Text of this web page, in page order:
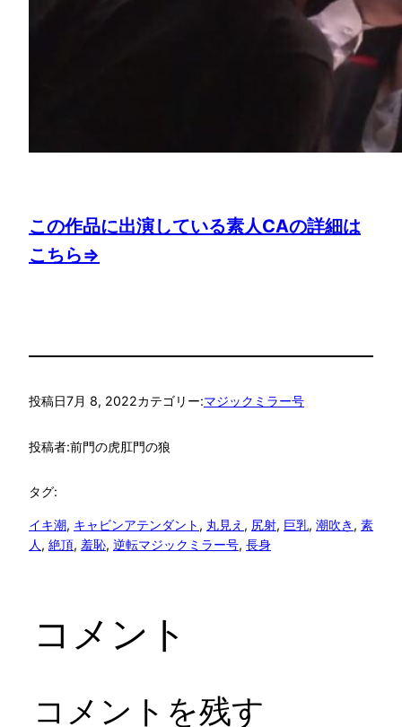
この作品に出演している素人CAの詳細は
こちら⇒
投稿日7月 8, 2022カテゴリー:マジックミラー号
投稿者:前門の虎肛門の狼
タグ:
イキ潮, キャビンアテンダント , 丸見え , 尻射, 巨乳, 潮吹き , 素
人 , 絶頂, 羞恥, 逆転マジックミラー号, 長身
コメント
コメントを残す